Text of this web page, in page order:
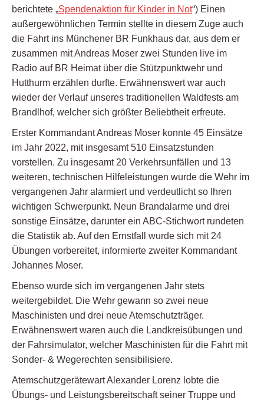
berichtete „Spendenaktion für Kinder in Not“) Einen
außergewöhnlichen Termin stellte in diesem Zuge auch
die Fahrt ins Münchener BR Funkhaus dar, aus dem er
zusammen mit Andreas Moser zwei Stunden live im
Radio auf BR Heimat über die Stützpunktwehr und
Hutthurm erzählen durfte. Erwähnenswert war auch
wieder der Verlauf unseres traditionellen Waldfests am
Brandlhof, welcher sich größter Beliebtheit erfreute.
Erster Kommandant Andreas Moser konnte 45 Einsätze
im Jahr 2022, mit insgesamt 510 Einsatzstunden
vorstellen. Zu insgesamt 20 Verkehrsunfällen und 13
weiteren, technischen Hilfeleistungen wurde die Wehr im
vergangenen Jahr alarmiert und verdeutlicht so Ihren
wichtigen Schwerpunkt. Neun Brandalarme und drei
sonstige Einsätze, darunter ein ABC-Stichwort rundeten
die Statistik ab. Auf den Ernstfall wurde sich mit 24
Übungen vorbereitet, informierte zweiter Kommandant
Johannes Moser.
Ebenso wurde sich im vergangenen Jahr stets
weitergebildet. Die Wehr gewann so zwei neue
Maschinisten und drei neue Atemschutzträger.
Erwähnenswert waren auch die Landkreisübungen und
der Fahrsimulator, welcher Maschinisten für die Fahrt mit
Sonder- & Wegerechten sensibilisiere.
Atemschutzgerätewart Alexander Lorenz lobte die
Übungs- und Leistungsbereitschaft seiner Truppe und